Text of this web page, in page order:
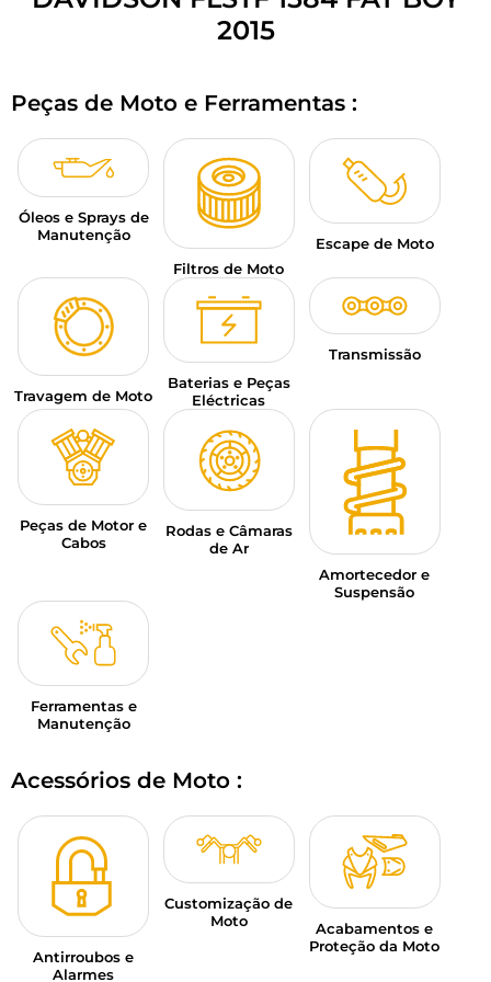
BAGAGEM PARA MOTO
CARTÕES PRESENTE
PT | EUR € — MODIFICAR
CONSELHOS
CONTACTAR-NOS
2015
Peças de Moto e Ferramentas :
Óleos e Sprays de
Manutenção
Filtros de Moto
Escape de Moto
Travagem de Moto
Baterias e Peças
Eléctricas
Transmissão
Peças de Motor e
Cabos
Rodas e Câmaras
de Ar
Amortecedor e
Suspensão
Ferramentas e
Manutenção
Acessórios de Moto :
Antirroubos e
Alarmes
Customização de
Moto
Acabamentos e
Proteção da Moto